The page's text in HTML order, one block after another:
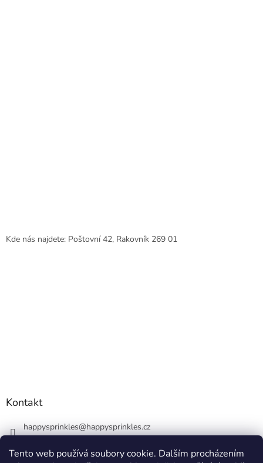
Tento web používá soubory cookie. Dalším procházením
Kde nás najdete: Poštovní 42, Rakovník 269 01
Kontakt
happysprinkles@happysprinkles.cz